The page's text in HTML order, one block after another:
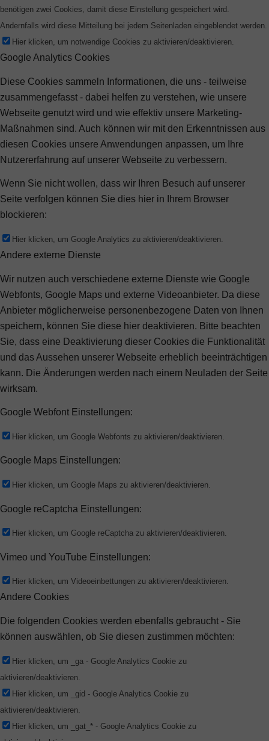
benötigen zwei Cookies, damit diese Einstellung gespeichert wird.
Andernfalls wird diese Mitteilung bei jedem Seitenladen eingeblendet werden.
Hier klicken, um notwendige Cookies zu aktivieren/deaktivieren.
Google Analytics Cookies
Diese Cookies sammeln Informationen, die uns - teilweise
zusammengefasst - dabei helfen zu verstehen, wie unsere
Webseite genutzt wird und wie effektiv unsere Marketing-
Maßnahmen sind. Auch können wir mit den Erkenntnissen aus
diesen Cookies unsere Anwendungen anpassen, um Ihre
Nutzererfahrung auf unserer Webseite zu verbessern.
Wenn Sie nicht wollen, dass wir Ihren Besuch auf unserer
Seite verfolgen können Sie dies hier in Ihrem Browser
blockieren:
Hier klicken, um Google Analytics zu aktivieren/deaktivieren.
Andere externe Dienste
Wir nutzen auch verschiedene externe Dienste wie Google
Webfonts, Google Maps und externe Videoanbieter. Da diese
Anbieter möglicherweise personenbezogene Daten von Ihnen
speichern, können Sie diese hier deaktivieren. Bitte beachten
Sie, dass eine Deaktivierung dieser Cookies die Funktionalität
und das Aussehen unserer Webseite erheblich beeinträchtigen
kann. Die Änderungen werden nach einem Neuladen der Seite
wirksam.
Google Webfont Einstellungen:
Hier klicken, um Google Webfonts zu aktivieren/deaktivieren.
Google Maps Einstellungen:
Hier klicken, um Google Maps zu aktivieren/deaktivieren.
Google reCaptcha Einstellungen:
Hier klicken, um Google reCaptcha zu aktivieren/deaktivieren.
Vimeo und YouTube Einstellungen:
Hier klicken, um Videoeinbettungen zu aktivieren/deaktivieren.
Andere Cookies
Die folgenden Cookies werden ebenfalls gebraucht - Sie
können auswählen, ob Sie diesen zustimmen möchten:
Hier klicken, um _ga - Google Analytics Cookie zu
aktivieren/deaktivieren.
Hier klicken, um _gid - Google Analytics Cookie zu
aktivieren/deaktivieren.
Hier klicken, um _gat_* - Google Analytics Cookie zu